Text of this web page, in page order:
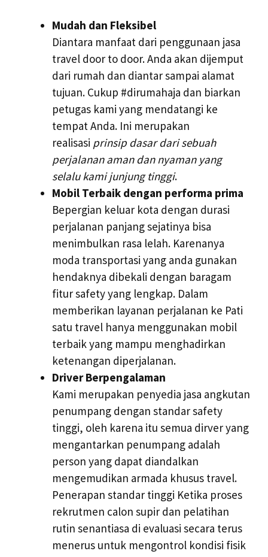
Mudah dan Fleksibel
Diantara manfaat dari penggunaan jasa
travel door to door. Anda akan dijemput
dari rumah dan diantar sampai alamat
tujuan. Cukup #dirumahaja dan biarkan
petugas kami yang mendatangi ke
tempat Anda. Ini merupakan
realisasi prinsip dasar dari sebuah
perjalanan aman dan nyaman yang
selalu kami junjung tinggi.
Mobil Terbaik dengan performa prima
Bepergian keluar kota dengan durasi
perjalanan panjang sejatinya bisa
menimbulkan rasa lelah. Karenanya
moda transportasi yang anda gunakan
hendaknya dibekali dengan baragam
fitur safety yang lengkap. Dalam
memberikan layanan perjalanan ke Pati
satu travel hanya menggunakan mobil
terbaik yang mampu menghadirkan
ketenangan diperjalanan.
Driver Berpengalaman
Kami merupakan penyedia jasa angkutan
penumpang dengan standar safety
tinggi, oleh karena itu semua dirver yang
mengantarkan penumpang adalah
person yang dapat diandalkan
mengemudikan armada khusus travel.
Penerapan standar tinggi Ketika proses
rekrutmen calon supir dan pelatihan
rutin senantiasa di evaluasi secara terus
menerus untuk mengontrol kondisi fisik